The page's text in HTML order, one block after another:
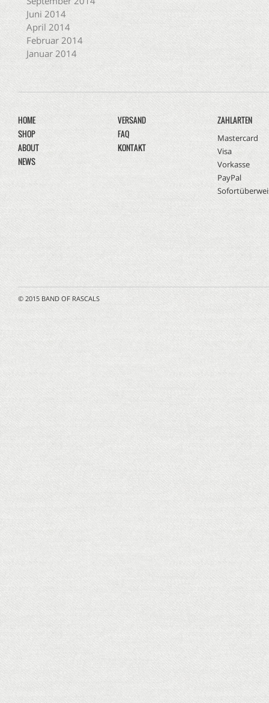
Juni 2014
April 2014
Februar 2014
Januar 2014
HOME
SHOP
ABOUT
NEWS
VERSAND
FAQ
KONTAKT
ZAHLARTEN
Mastercard
Visa
Vorkasse
PayPal
© 2015 BAND OF RASCALS